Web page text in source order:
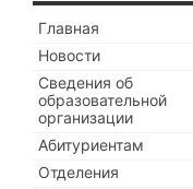
Главная
Новости
Сведения об
образовательной
организации
Абитуриентам
Отделения